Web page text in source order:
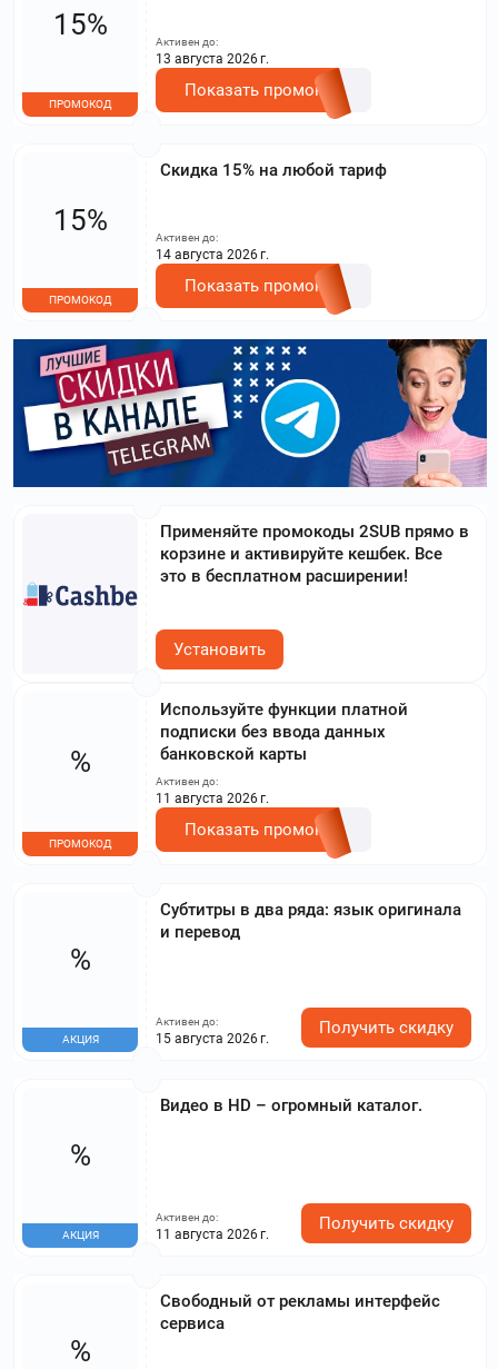
15%
ПРОМОКОД
Активен до:
13 августа 2026 г.
Показать промокод
Скидка 15% на любой тариф
15%
ПРОМОКОД
Активен до:
14 августа 2026 г.
Показать промокод
Применяйте промокоды 2SUB прямо в
корзине и активируйте кешбек. Все
это в бесплатном расширении!
Установить
Используйте функции платной
подписки без ввода данных
банковской карты
%
ПРОМОКОД
Активен до:
11 августа 2026 г.
Показать промокод
Субтитры в два ряда: язык оригинала
и перевод
%
АКЦИЯ
Активен до:
15 августа 2026 г.
Получить скидку
Видео в HD – огромный каталог.
%
АКЦИЯ
Активен до:
11 августа 2026 г.
Получить скидку
Свободный от рекламы интерфейс
сервиса
%